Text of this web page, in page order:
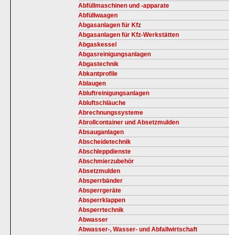
Abfüllmaschinen und -apparate
Abfüllwaagen
Abgasanlagen für Kfz
Abgasanlagen für Kfz-Werkstätten
Abgaskessel
Abgasreinigungsanlagen
Abgastechnik
Abkantprofile
Ablaugen
Abluftreinigungsanlagen
Abluftschläuche
Abrechnungssysteme
Abrollcontainer und Absetzmulden
Absauganlagen
Abscheidetechnik
Abschleppdienste
Abschmierzubehör
Absetzmulden
Absperrbänder
Absperrgeräte
Absperrklappen
Absperrtechnik
Abwasser
Abwasser-, Wasser- und Abfallwirtschaft